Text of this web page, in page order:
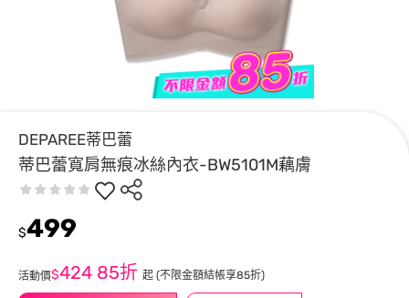
DEPAREE蒂巴蕾
蒂巴蕾寬肩無痕冰絲內衣-BW5101M藕膚
$499
活動價$424 85折 起 (不限金額結帳享85折)